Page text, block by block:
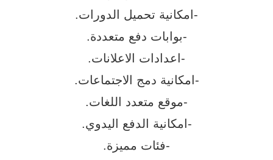
-امكانية تحميل الدورات.
-بوابات دفع متعددة.
-اعدادات الاعلانات.
-امكانية دمج الاجتماعات.
-موقع متعدد اللغات.
-امكانية الدفع اليدوي.
-فئات مميزة.